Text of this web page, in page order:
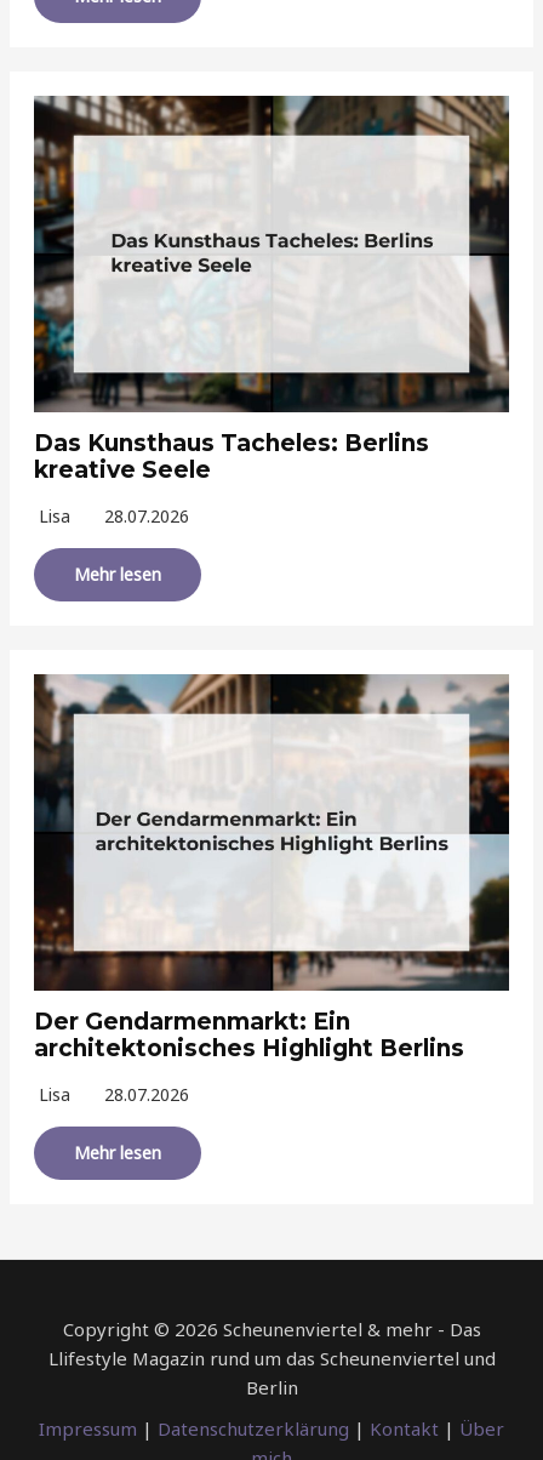
Das Kunsthaus Tacheles: Berlins
kreative Seele
Lisa 28.07.2026
Mehr lesen
Der Gendarmenmarkt: Ein
architektonisches Highlight Berlins
Lisa 28.07.2026
Mehr lesen
Copyright © 2026 Scheunenviertel & mehr - Das
Llifestyle Magazin rund um das Scheunenviertel und
Berlin
Impressum | Datenschutzerklärung | Kontakt | Über